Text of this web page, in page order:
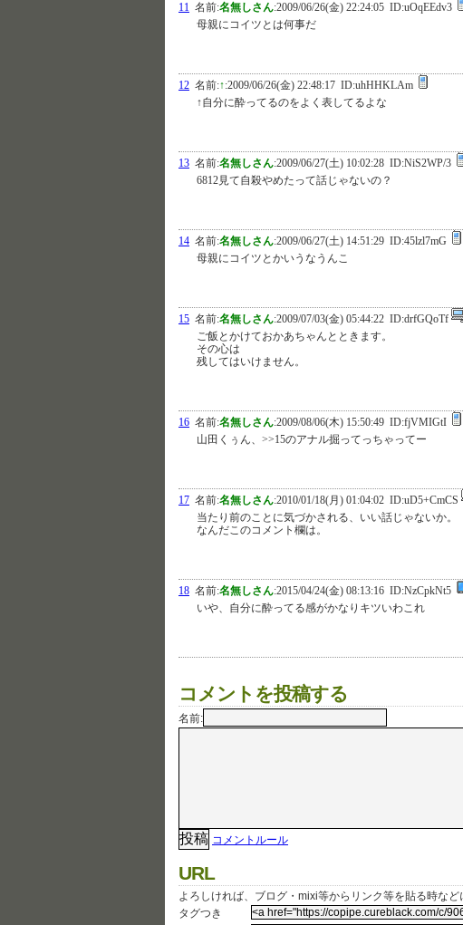
11 名前:名無しさん:2009/06/26(金) 22:24:05 ID:uOqEEdv3
母親にコイツとは何事だ
12 名前:↑:2009/06/26(金) 22:48:17 ID:uhHHKLAm
↑自分に酔ってるのをよく表してるよな
13 名前:名無しさん:2009/06/27(土) 10:02:28 ID:NiS2WP/3
6812見て自殺やめたって話じゃないの？
14 名前:名無しさん:2009/06/27(土) 14:51:29 ID:45lzl7mG
母親にコイツとかいうなうんこ
15 名前:名無しさん:2009/07/03(金) 05:44:22 ID:drfGQoTf
ご飯とかけておかあちゃんとときます。
その心は
残してはいけません。
16 名前:名無しさん:2009/08/06(木) 15:50:49 ID:fjVMIGtI
山田くぅん、>>15のアナル掘ってっちゃってー
17 名前:名無しさん:2010/01/18(月) 01:04:02 ID:uD5+CmCS
当たり前のことに気づかされる、いい話じゃないか。
なんだこのコメント欄は。
18 名前:名無しさん:2015/04/24(金) 08:13:16 ID:NzCpkNt5
いや、自分に酔ってる感がかなりキツいわこれ
コメントを投稿する
名前:
コメントルール
URL
よろしければ、ブログ・mixi等からリンク等を貼る時など
タグつき